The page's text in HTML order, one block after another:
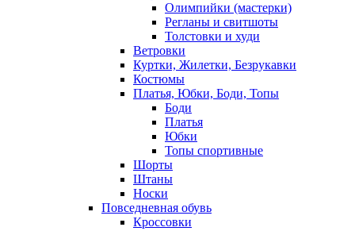
Олимпийки (мастерки)
Регланы и свитшоты
Толстовки и худи
Ветровки
Куртки, Жилетки, Безрукавки
Костюмы
Платья, Юбки, Боди, Топы
Боди
Платья
Юбки
Топы спортивные
Шорты
Штаны
Носки
Повседневная обувь
Кроссовки